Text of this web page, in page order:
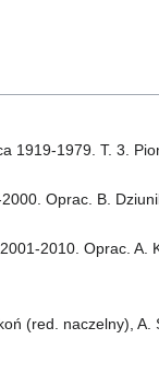
1919-1979. T. 3.
Oprac. B.
2010. Oprac.
(red. naczelny), A.